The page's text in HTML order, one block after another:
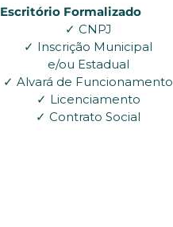
Escritório Formalizado
✓ CNPJ
✓ Inscrição Municipal
e/ou Estadual
✓ Alvará de Funcionamento
✓ Licenciamento
✓ Contrato Social